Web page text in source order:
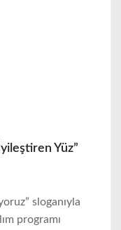
Yüz”
sloganıyla
programı